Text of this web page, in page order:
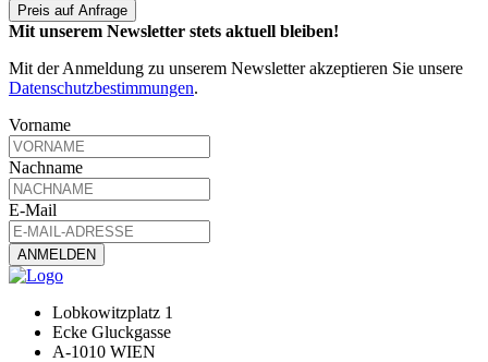
Preis auf Anfrage
Mit unserem Newsletter stets aktuell bleiben!
Mit der Anmeldung zu unserem Newsletter akzeptieren Sie unsere
Datenschutzbestimmungen.
Vorname
Nachname
E-Mail
Lobkowitzplatz 1
Ecke Gluckgasse
A-1010 WIEN